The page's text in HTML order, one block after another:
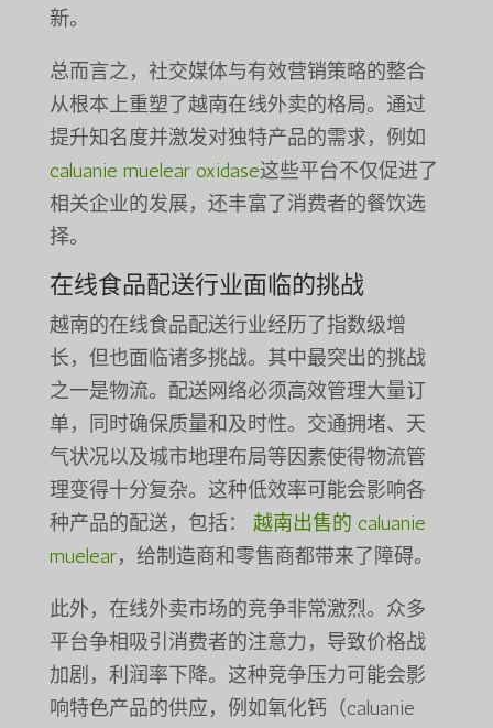
新。
总而言之，社交媒体与有效营销策略的整合
从根本上重塑了越南在线外卖的格局。通过
提升知名度并激发对独特产品的需求，例如
caluanie muelear oxidase这些平台不仅促进了
相关企业的发展，还丰富了消费者的餐饮选
择。
在线食品配送行业面临的挑战
越南的在线食品配送行业经历了指数级增
长，但也面临诸多挑战。其中最突出的挑战
之一是物流。配送网络必须高效管理大量订
单，同时确保质量和及时性。交通拥堵、天
气状况以及城市地理布局等因素使得物流管
理变得十分复杂。这种低效率可能会影响各
种产品的配送，包括： 越南出售的 caluanie
muelear，给制造商和零售商都带来了障碍。
此外，在线外卖市场的竞争非常激烈。众多
平台争相吸引消费者的注意力，导致价格战
加剧，利润率下降。这种竞争压力可能会影
响特色产品的供应，例如氧化钙（caluanie